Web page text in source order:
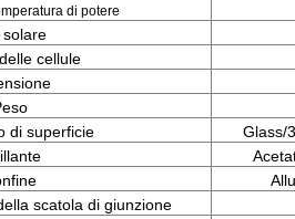
di potere
solare
cellule
di superficie
Glass/
scatola di giunzione